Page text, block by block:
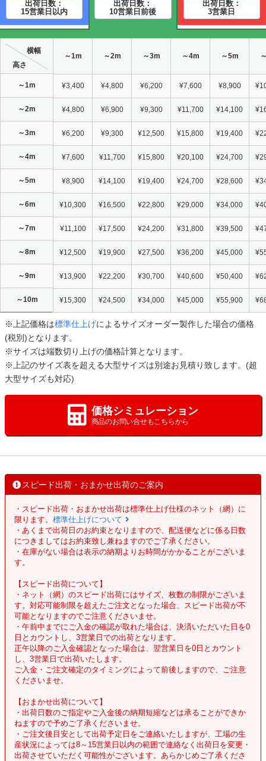
出荷日数：
15営業日以内
出荷日数：
10営業日前後
出荷日数：
3営業日
横幅
高さ
～1m ～2m ～3m ～4m ～5m
～1m ¥3,400 ¥4,800 ¥6,200 ¥7,600 ¥8,900
～2m ¥4,800 ¥6,900 ¥9,300 ¥11,700 ¥14,100
～3m ¥6,200 ¥9,300 ¥12,500 ¥15,800 ¥19,400
～4m ¥7,600 ¥11,700 ¥15,800 ¥20,100 ¥24,700
～5m ¥8,900 ¥14,100 ¥19,400 ¥24,700 ¥28,600
～6m ¥10,300 ¥16,500 ¥22,800 ¥29,000 ¥34,000
～7m ¥11,100 ¥17,500 ¥24,200 ¥31,800 ¥39,500
～8m ¥12,500 ¥19,900 ¥27,500 ¥36,200 ¥45,000
～9m ¥13,900 ¥22,200 ¥30,700 ¥40,600 ¥50,400
～10m ¥15,300 ¥24,500 ¥34,000 ¥45,000 ¥55,900
※上記価格は標準仕上げによるサイズオーダー製作した場合の価格
(税別)となります。
※サイズは端数切り上げの価格計算となります。
※上記のサイズ表を超える大型サイズは別途お見積り致します。(超
大型サイズも対応)
価格シミュレーション
商品のお問い合せもこちらから
スピード出荷・おまかせ出荷のご案内
・スピード出荷・おまかせ出荷は標準仕上げ仕様のネット（網）に
限ります。 標準仕上げについて
・あくまで出荷日のお約束となりますので、配送便などに係る日数
につきましてはお約束致し兼ねますのでご了承ください。
・在庫がない場合は表示の納期よりお時間がかかることがございま
す。
【スピード出荷について】
・ネット（網）のスピード出荷にはサイズ、枚数の制限がございま
す。対応可能制限を超えたご注文となった場合、スピード出荷が不
可能となりますのでご注意くださいませ。
・午前中までにご入金の確認が取れた場合は、決済いただいた日を0
日とカウントし、3営業日での出荷となります。
正午以降のご入金確認となった場合は、翌営業日を0日とカウント
し、3営業日で出荷いたします。
ご入金・ご注文確定のタイミングによって前後しますので、ご注意
くださいませ。
【おまかせ出荷について】
・出荷日数のご指定やご入金後の納期短縮などは承ることができか
ねますので予めご了承くださいませ。
・ご注文後目安として出荷予定日をご連絡いたしますが、工場の生
産状況によっては8～15営業日以内の範囲で連絡なく出荷日を変更・
出荷させていただく可能性がございます。あらかじめご了承くださ